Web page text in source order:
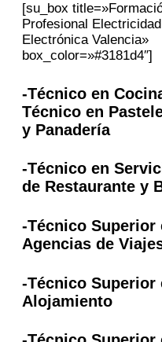
[su_box
Profesional
Electrónica Valencia»
box_color=»#3181d4″]
-Técnico en
Técnico en
y Panadería
-Técnico en
de Restaurante y
-Técnico Superior
Agencias de
-Técnico Superior
Alojamiento